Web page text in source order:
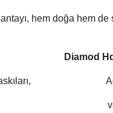
çantayı,
Diamod
askıları,
ve nefes